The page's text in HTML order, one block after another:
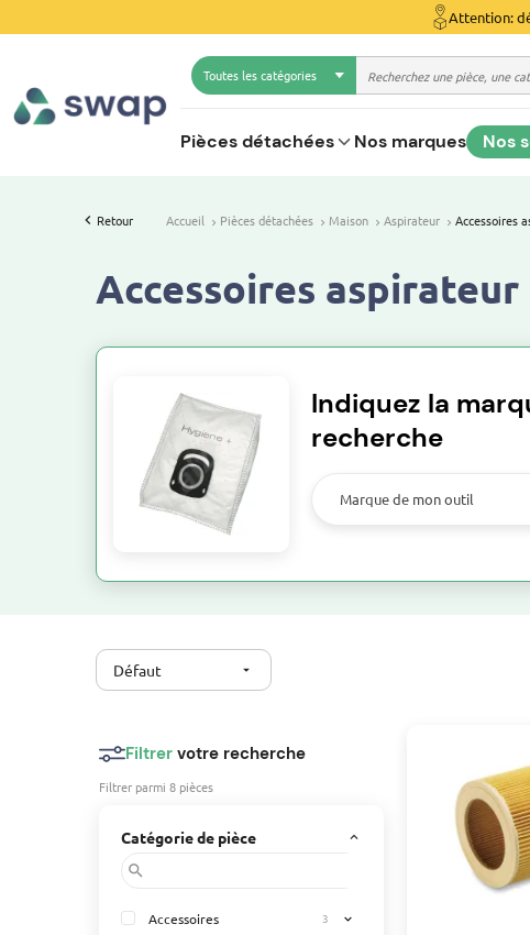
Attention:
Toutes les catégories
Pièces détachées Nos marques Nos
Retour Accueil Pièces détachées Maison Aspirateur Accessoires
Accessoires aspirateur
Indiquez la
recherche
Marque de mon outil
Défaut arrow_drop_down
Filtrer votre recherche
Filtrer parmi 8 pièces
Catégorie de pièce keyboard_arrow_up
search
Accessoires 3 expand_more